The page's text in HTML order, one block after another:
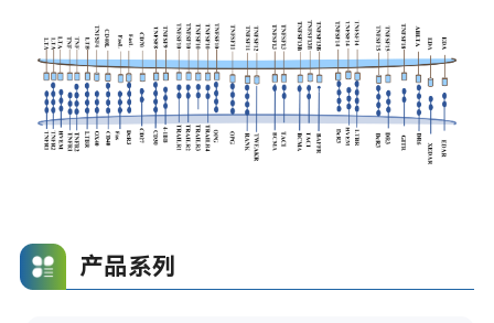
产品系列